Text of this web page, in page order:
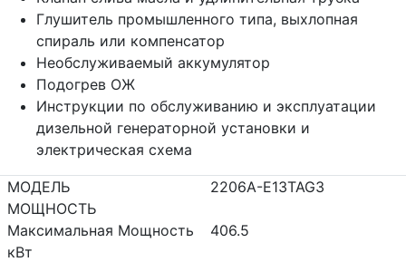
Глушитель промышленного типа, выхлопная
спираль или компенсатор
Необслуживаемый аккумулятор
Подогрев ОЖ
Инструкции по обслуживанию и эксплуатации
дизельной генераторной установки и
электрическая схема
МОДЕЛЬ
2206A-E13TAG3
МОЩНОСТЬ
Максимальная Мощность
кВт
406.5